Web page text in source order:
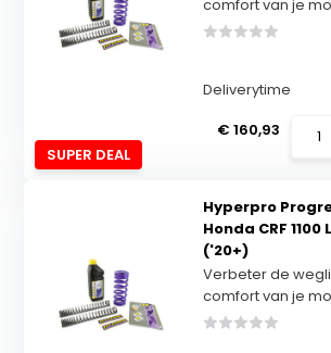
SUPER DEAL
comfort van je
Deliverytime
€ 160,93
Hyperpro
Honda CRF
('20+)
Verbeter de
comfort van je